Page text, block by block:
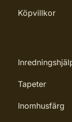
Köpvillkor
Tapeter
Inomhusfärg